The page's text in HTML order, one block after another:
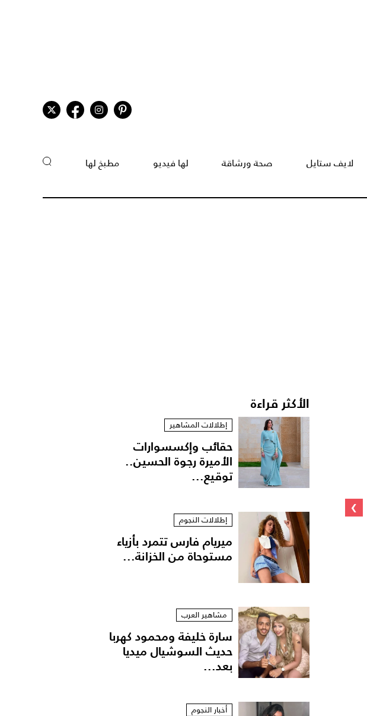
لايف ستايل صحة ورشاقة لها فيديو مطبخ لها
›
الأكثر قراءة
إطلالات المشاهير
حقائب وإكسسوارات
الأميرة رجوة الحسين..
توقيع...
إطلالات النجوم
ميريام فارس تتمرد بأزياء
مستوحاة من الخزانة...
مشاهير العرب
سارة خليفة ومحمود كهربا
حديث السوشيال ميديا
بعد...
أخبار النجوم